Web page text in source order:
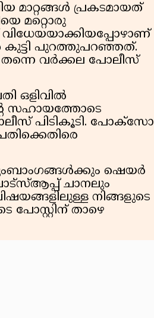
മാറ്റങ്ങൾ പ്രകടമായത്
മറ്റൊരു
വിധേയയാക്കിയപ്പോഴാണ്
കുട്ടി പുറത്തുപറഞ്ഞത്.
തന്നെ വർക്കല പോലീസ്
ഒളിവിൽ
സഹായത്തോടെ
പിടികൂടി. പോക്സോ
ഷെയർ
ചാനലും
നിങ്ങളുടെ
താഴെ